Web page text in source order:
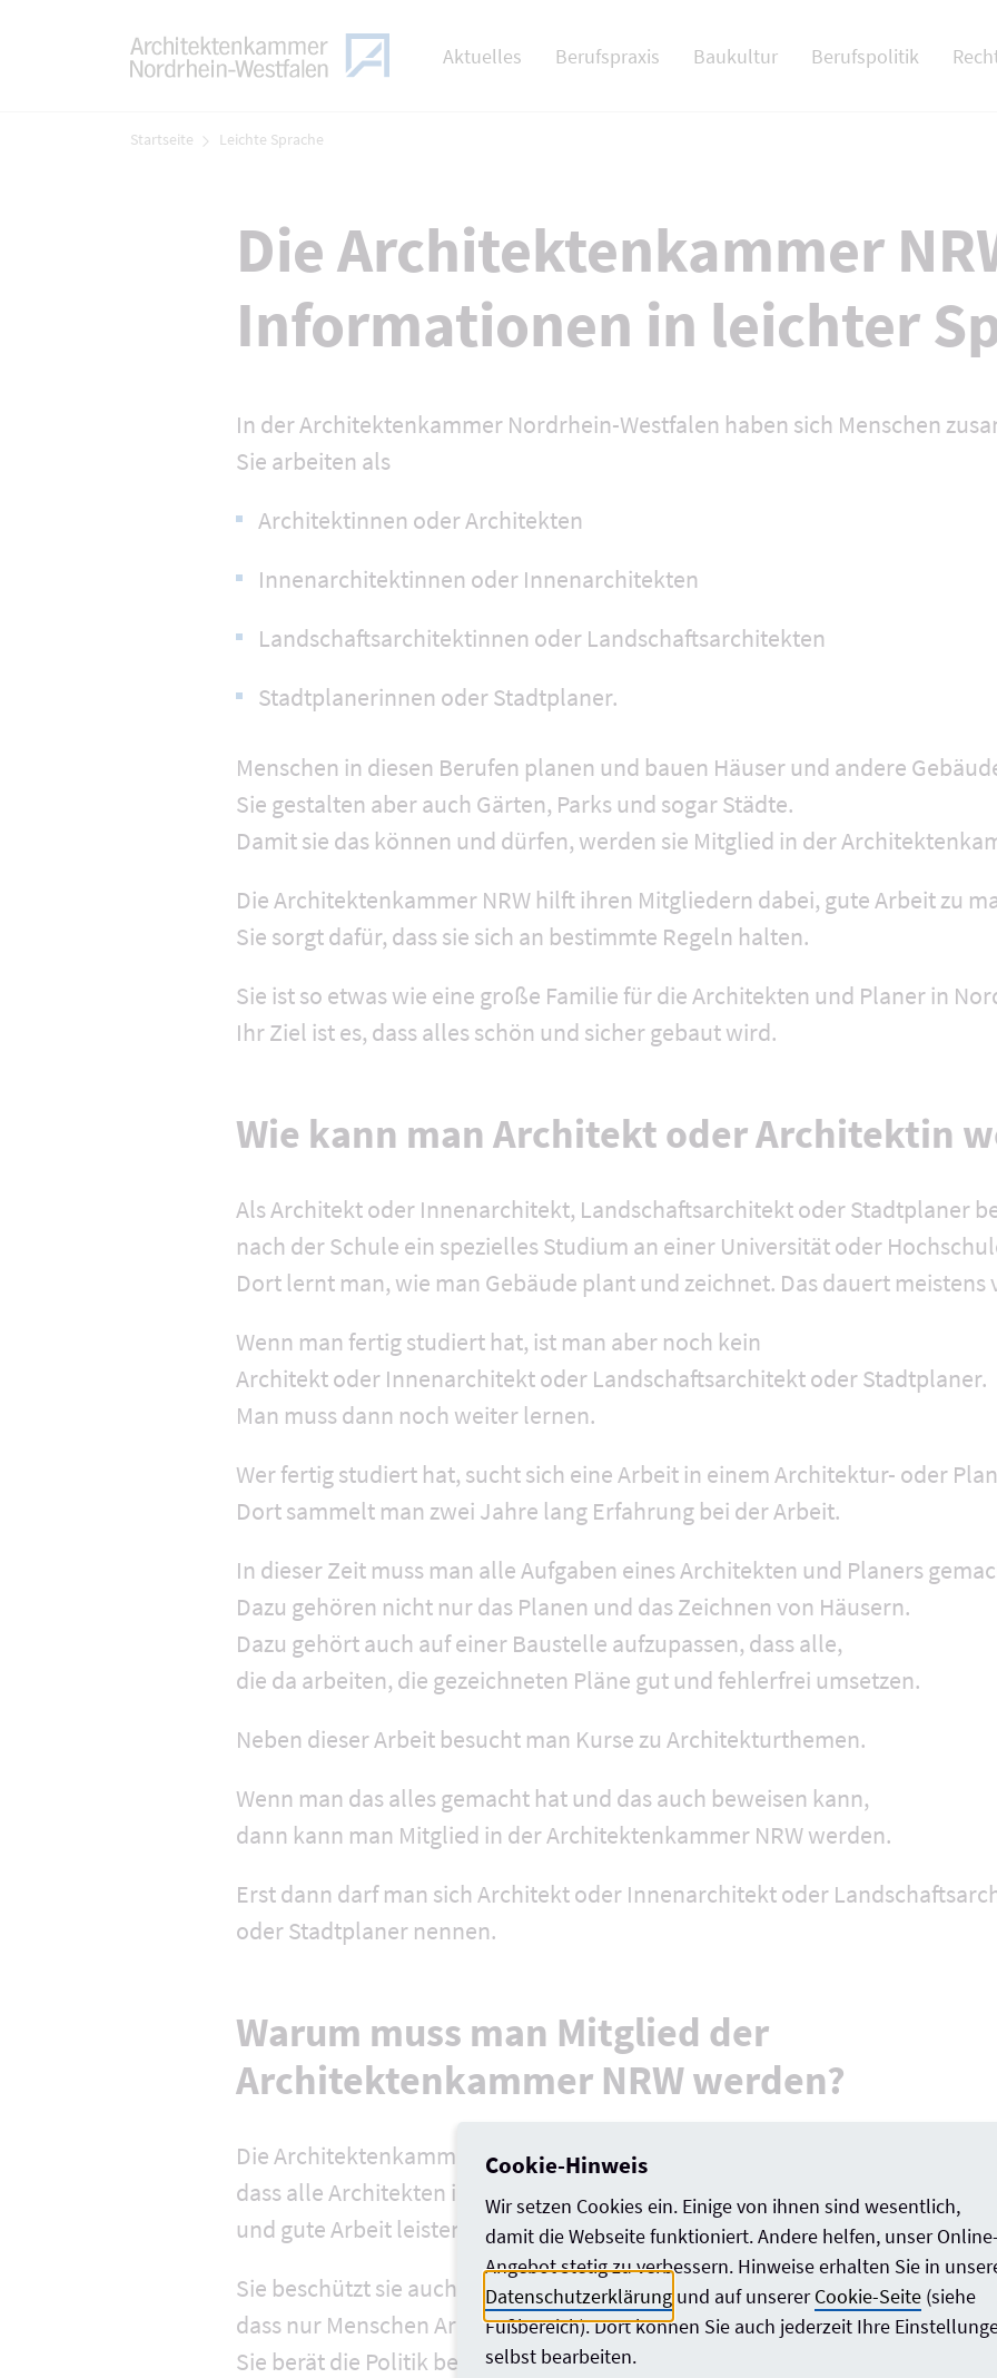
Aktuelles
Berufspraxis Baukultur Berufspolitik
Startseite Leichte Sprache
Die Architektenkammer
Informationen in leichter
In der Architektenkammer Nordrhein-Westfalen haben sich Menschen
Sie arbeiten als
Architektinnen oder Architekten
Innenarchitektinnen oder Innenarchitekten
Landschaftsarchitektinnen oder Landschaftsarchitekten
Stadtplanerinnen oder Stadtplaner.
Menschen in diesen Berufen planen und bauen Häuser und andere
Sie gestalten aber auch Gärten, Parks und sogar Städte.
Damit sie das können und dürfen, werden sie Mitglied in der
Die Architektenkammer NRW hilft ihren Mitgliedern dabei, gute Arbeit zu
Sie sorgt dafür, dass sie sich an bestimmte Regeln halten.
Sie ist so etwas wie eine große Familie für die Architekten und Planer in
Ihr Ziel ist es, dass alles schön und sicher gebaut wird.
Wie kann man Architekt oder Architektin
Als Architekt oder Innenarchitekt, Landschaftsarchitekt oder Stadtplaner
nach der Schule ein spezielles Studium an einer Universität oder
Dort lernt man, wie man Gebäude plant und zeichnet. Das dauert meistens
Wenn man fertig studiert hat, ist man aber noch kein
Architekt oder Innenarchitekt oder Landschaftsarchitekt oder Stadtplaner.
Man muss dann noch weiter lernen.
Wer fertig studiert hat, sucht sich eine Arbeit in einem Architektur- oder
Dort sammelt man zwei Jahre lang Erfahrung bei der Arbeit.
In dieser Zeit muss man alle Aufgaben eines Architekten und Planers
Dazu gehören nicht nur das Planen und das Zeichnen von Häusern.
Dazu gehört auch auf einer Baustelle aufzupassen, dass alle,
die da arbeiten, die gezeichneten Pläne gut und fehlerfrei umsetzen.
Neben dieser Arbeit besucht man Kurse zu Architekturthemen.
Wenn man das alles gemacht hat und das auch beweisen kann,
dann kann man Mitglied in der Architektenkammer NRW werden.
Erst dann darf man sich Architekt oder Innenarchitekt oder
oder Stadtplaner nennen.
Warum muss man Mitglied der
Architektenkammer NRW werden?
Die Architektenkammer NRW sorgt dafür,
dass alle Architekten in Nordrhein-Westfalen bestimmte Regeln einhalten
und gute Arbeit leisten. Sie hilft den Architekten, sich weiterzubilden.
Sie beschützt sie auch. Denn sie sorgt dafür,
dass nur Menschen Architekten werden, die eine gute Ausbildung gemacht
Sie berät die Politik bei Entscheidungen über Bauen und Wohnen.
Cookie-Hinweis
Wir setzen Cookies ein. Einige von ihnen sind wesentlich,
damit die Webseite funktioniert. Andere helfen, unser Online-
Angebot stetig zu verbessern. Hinweise erhalten Sie in
Datenschutzerklärung und auf unsererCookie-Seite (siehe
Fußbereich). Dort können Sie auch jederzeit Ihre
selbst bearbeiten.